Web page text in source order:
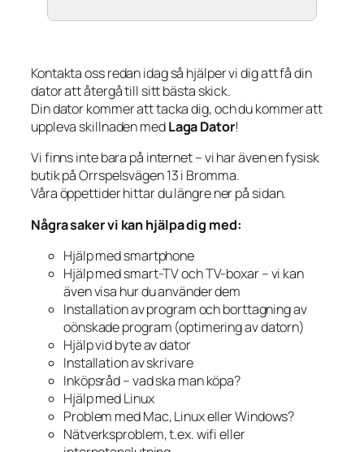
Kontakta oss redan idag så hjälper vi dig att få din
dator att återgå till sitt bästa skick.
Din dator kommer att tacka dig, och du kommer att
uppleva skillnaden medLaga Dator!
Vi finns inte bara på internet – vi har även en fysisk
butik på Orrspelsvägen 13 i Bromma.
Våra öppettider hittar du längre ner på sidan.
Några saker vi kan hjälpa dig med:
Hjälp med smartphone
Hjälp med smart-TV och TV-boxar – vi kan
även visa hur du använder dem
Installation av program och borttagning av
oönskade program (optimering av datorn)
Hjälp vid byte av dator
Installation av skrivare
Inköpsråd – vad ska man köpa?
Hjälp med Linux
Problem med Mac, Linux eller Windows?
Nätverksproblem, t.ex. wifi eller